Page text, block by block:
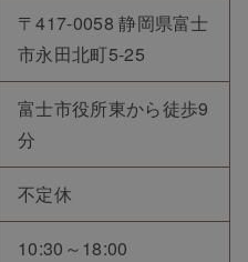
〒417-0058 静岡県富士
市永田北町5-25
富士市役所東から徒歩9
分
不定休
10:30～18:00